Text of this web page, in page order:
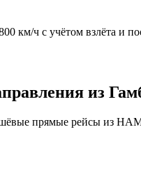
км/ч с учётом взлёта и
из
прямые рейсы из